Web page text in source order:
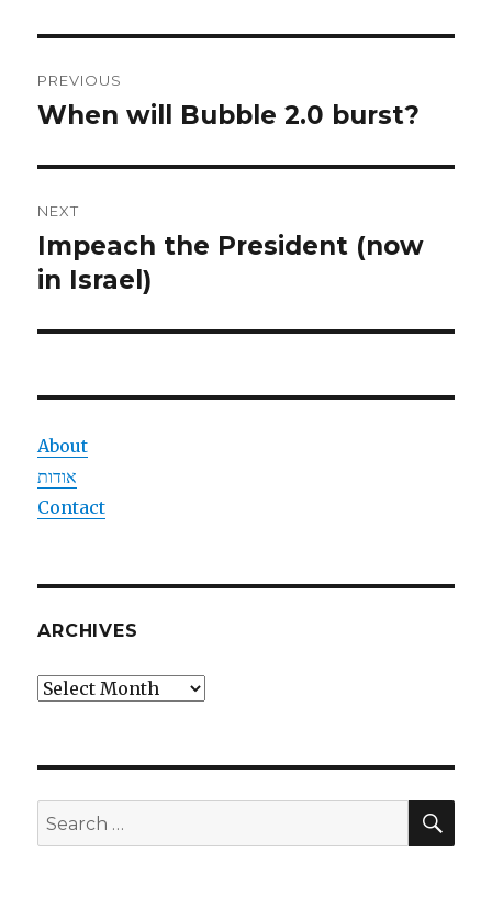
navigation
PREVIOUS
Previous
When will Bubble 2.0 burst?
NEXT
Next
post:
Impeach the President (now
in Israel)
About
אודות
Contact
ARCHIVES
Archives
Search
for: